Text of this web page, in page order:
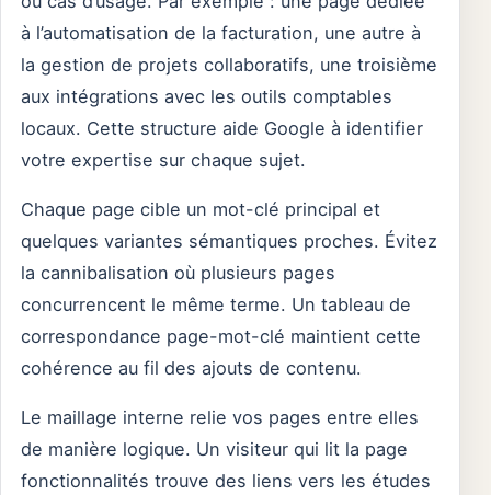
à l’automatisation de la facturation, une autre à
la gestion de projets collaboratifs, une troisième
aux intégrations avec les outils comptables
locaux. Cette structure aide Google à identifier
votre expertise sur chaque sujet.
Chaque page cible un mot-clé principal et
quelques variantes sémantiques proches. Évitez
la cannibalisation où plusieurs pages
concurrencent le même terme. Un tableau de
correspondance page-mot-clé maintient cette
cohérence au fil des ajouts de contenu.
Le maillage interne relie vos pages entre elles
de manière logique. Un visiteur qui lit la page
fonctionnalités trouve des liens vers les études